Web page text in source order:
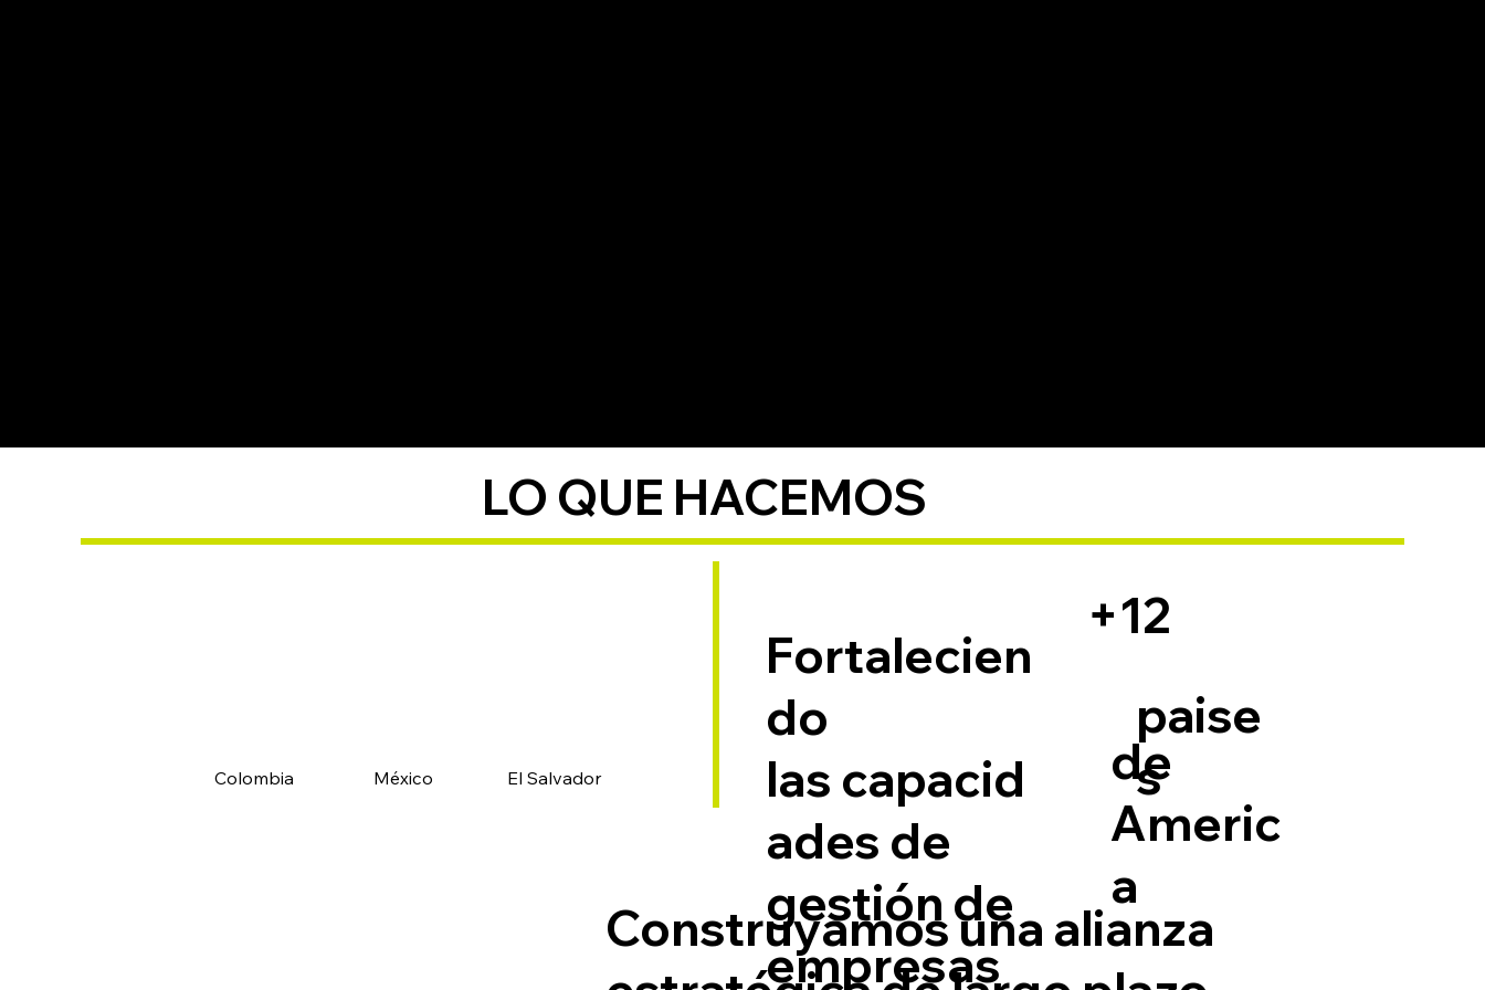
Colombia México El Salvador
+12
paise
s
de
Americ
a
LO QUE HACEMOS
Fortalecien
do
las capacid
ades de
gestión de
empresas
Construyamos una alianza